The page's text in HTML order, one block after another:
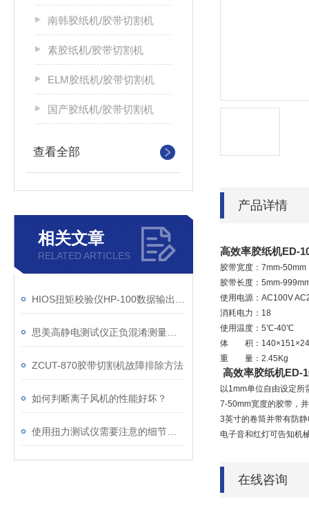
南韩胶纸机/胶带切割机
素胶纸机/胶带切割机
ELM胶纸机/胶带切割机
国产胶纸机/胶带切割机
查看全部
相关文章
RELATED ARTICLES
ZCUT-870胶带切割机故障排除方法
如何判断离子风机的性能好坏？
产品详情
高效率胶纸机ED-
胶带宽度：7mm-50mm
胶带长度：5mm-
使用电源：AC100V
消耗电力：18
使用温度：5℃-40℃
体 积：
重 量：2.45Kg
高效率胶纸机ED-
以1mm单位自由设定所
7-50mm宽度的胶带，
3英寸的卷筒并带有防
电子音和红灯可告知机
在线咨询